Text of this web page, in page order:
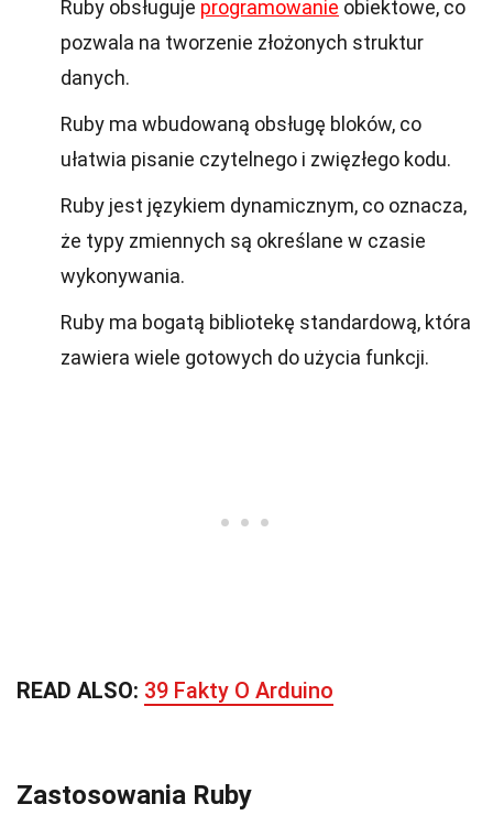
Ruby obsługuje programowanie obiektowe, co
pozwala na tworzenie złożonych struktur
danych.
Ruby ma wbudowaną obsługę bloków, co
ułatwia pisanie czytelnego i zwięzłego kodu.
Ruby jest językiem dynamicznym, co oznacza,
że typy zmiennych są określane w czasie
wykonywania.
Ruby ma bogatą bibliotekę standardową, która
zawiera wiele gotowych do użycia funkcji.
READ ALSO: 39 Fakty O Arduino
Zastosowania Ruby